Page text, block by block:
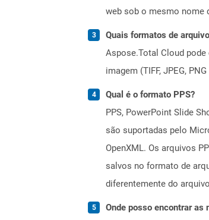
web sob o mesmo nome
Quais formatos de
Aspose.Total Cloud pode
imagem (TIFF, JPEG,
Qual é o formato PPS?
PPS, PowerPoint Slide
são suportadas pelo
OpenXML. Os arquivos
salvos no formato de
diferentemente do
Onde posso encontrar as